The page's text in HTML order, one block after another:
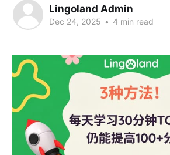
Lingoland Admin
Dec 24, 2025 • 4 min read